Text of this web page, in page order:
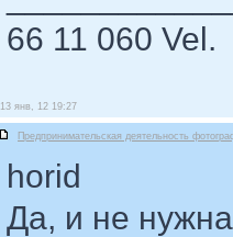
66 11 060 Vel.
13 янв, 12 19:27
Предпринимательская деятельность
horid
Да, и не